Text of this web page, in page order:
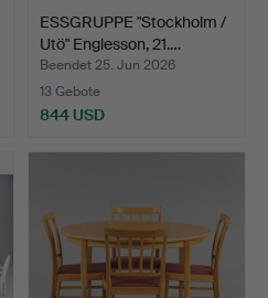
ESSGRUPPE "Stockholm /
Utö" Englesson, 21.…
Beendet 25. Jun 2026
13 Gebote
844 USD